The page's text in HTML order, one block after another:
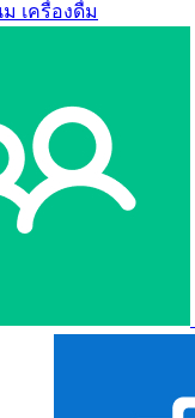
เครื่องดื่ม